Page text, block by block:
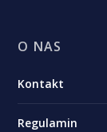
O NAS
Kontakt
Regulamin